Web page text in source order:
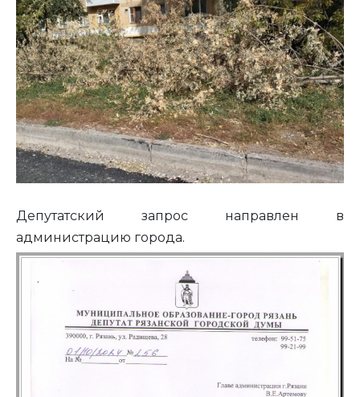
Депутатский запрос направлен в
администрацию города.